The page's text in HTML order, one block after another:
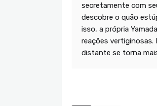
secretamente com
descobre o quão
isso, a própria
reações vertiginosas.
distante se torna